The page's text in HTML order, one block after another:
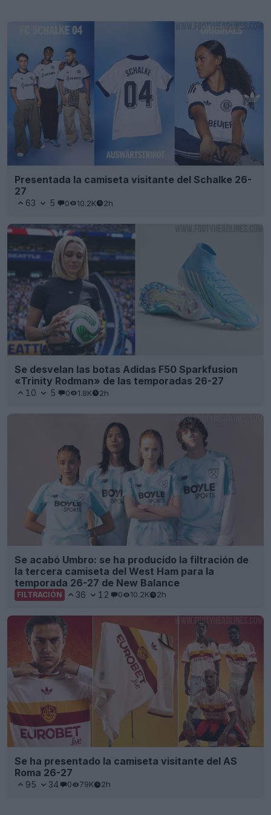
Presentada la camiseta visitante del Schalke 26-
27
63 5 0 10.2K 2h
Se desvelan las botas Adidas F50 Sparkfusion
«Trinity Rodman» de las temporadas 26-27
10 5 0 1.8K 2h
Se acabó Umbro: se ha producido la filtración de
la tercera camiseta del West Ham para la
temporada 26-27 de New Balance
FILTRACIÓN 36 12 0 10.2K 2h
Se ha presentado la camiseta visitante del AS
Roma 26-27
95 34 0 79K 2h